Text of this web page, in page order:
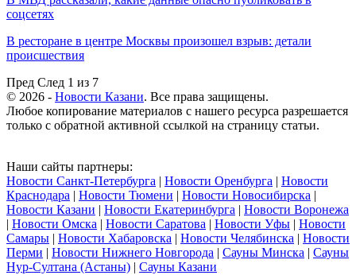
соцсетях
В ресторане в центре Москвы произошел взрыв: детали
происшествия
Пред След 1 из 7
© 2026 - Новости Казани. Все права защищены.
Любое копирование материалов с нашего ресурса разрешается
только с обратной активной ссылкой на страницу статьи.
Наши сайты партнеры:
Новости Санкт-Петербурга | Новости Оренбурга | Новости
Краснодара | Новости Тюмени | Новости Новосибирска |
Новости Казани | Новости Екатеринбурга | Новости Воронежа
| Новости Омска | Новости Саратова | Новости Уфы | Новости
Самары | Новости Хабаровска | Новости Челябинска | Новости
Перми | Новости Нижнего Новгорода | Сауны Минска | Сауны
Нур-Султана (Астаны) | Сауны Казани